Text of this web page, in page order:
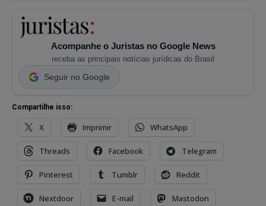
Acompanhe o Juristas no Google News
receba as principais notícias jurídicas do Brasil
Seguir no Google
Compartilhe isso:
X Imprimir WhatsApp
Threads Facebook Telegram
Pinterest Tumblr Reddit
Nextdoor E-mail Mastodon